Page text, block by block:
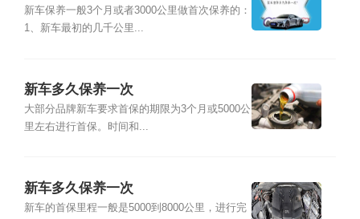
新车保养一般3个月或者3000公里做首次保养的：
1、新车最初的几千公里...
新车多久保养一次
大部分品牌新车要求首保的期限为3个月或5000公
里左右进行首保。时间和...
新车多久保养一次
新车的首保里程一般是5000到8000公里，进行完